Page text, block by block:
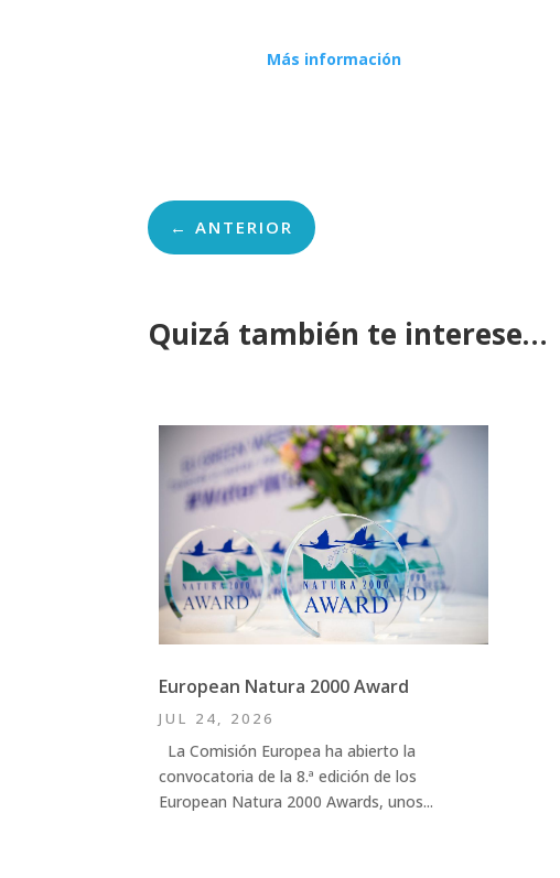
Más información
←ANTERIOR
Quizá también te interese…
European Natura 2000 Award
JUL 24, 2026
La Comisión Europea ha abierto la
convocatoria de la 8.ª edición de los
European Natura 2000 Awards, unos...